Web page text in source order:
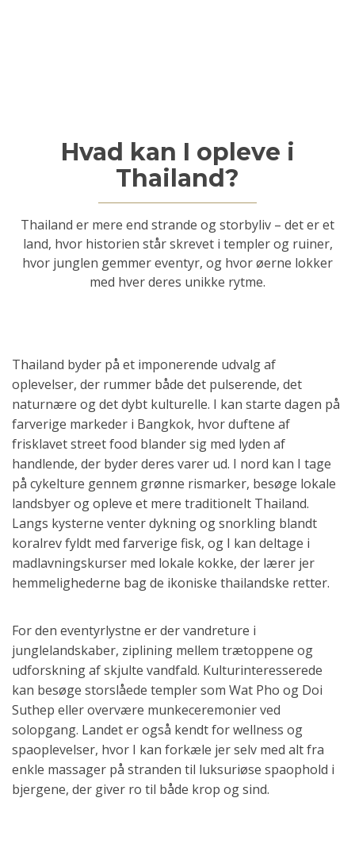
Thailand?
hvor junglen gemmer eventyr, og hvor øerne lokker
med hver deres unikke rytme.
naturnære og det dybt kulturelle. I kan starte dagen på
farverige markeder i Bangkok, hvor duftene af
frisklavet street food blander sig med lyden af
handlende, der byder deres varer ud. I nord kan I tage
på cykelture gennem grønne rismarker, besøge lokale
landsbyer og opleve et mere traditionelt Thailand.
Langs kysterne venter dykning og snorkling blandt
koralrev fyldt med farverige fisk, og I kan deltage i
madlavningskurser med lokale kokke, der lærer jer
hemmelighederne bag de ikoniske thailandske retter.
udforskning af skjulte vandfald. Kulturinteresserede
kan besøge storslåede templer som Wat Pho og Doi
Suthep eller overvære munkeceremonier ved
solopgang. Landet er også kendt for wellness og
spaoplevelser, hvor I kan forkæle jer selv med alt fra
enkle massager på stranden til luksuriøse spaophold i
bjergene, der giver ro til både krop og sind.